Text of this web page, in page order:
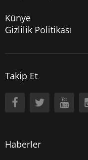
Künye
Gizlilik Politikası
Takip Et
Haberler